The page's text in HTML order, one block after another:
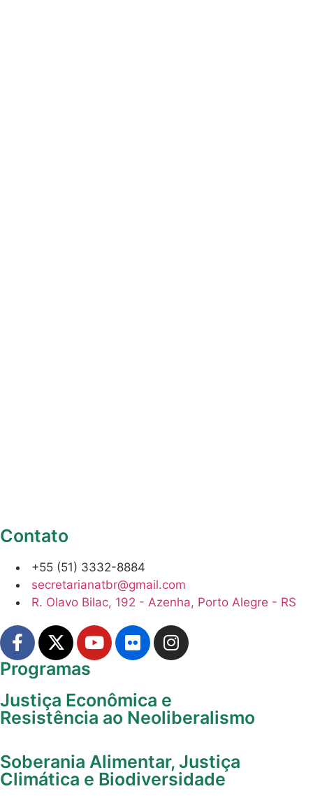
Contato
+55 (51) 3332-8884
secretarianatbr@gmail.com
R. Olavo Bilac, 192 - Azenha, Porto Alegre - RS
Programas
Justiça Econômica e
Resistência ao Neoliberalismo
Soberania Alimentar, Justiça
Climática e Biodiversidade